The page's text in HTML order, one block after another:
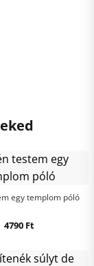
egy templom póló
4790 Ft